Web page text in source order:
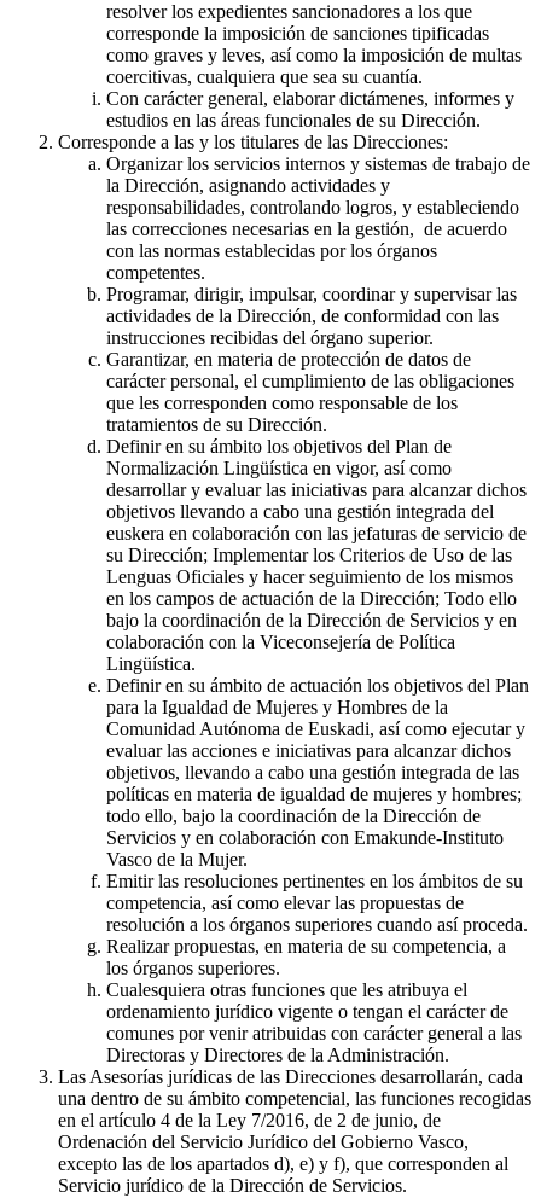
resolver los expedientes sancionadores a los que
corresponde la imposición de sanciones tipificadas
como graves y leves, así como la imposición de multas
coercitivas, cualquiera que sea su cuantía.
Con carácter general, elaborar dictámenes, informes y
estudios en las áreas funcionales de su Dirección.
Corresponde a las y los titulares de las Direcciones:
Organizar los servicios internos y sistemas de trabajo de
la Dirección, asignando actividades y
responsabilidades, controlando logros, y estableciendo
las correcciones necesarias en la gestión, de acuerdo
con las normas establecidas por los órganos
competentes.
Programar, dirigir, impulsar, coordinar y supervisar las
actividades de la Dirección, de conformidad con las
instrucciones recibidas del órgano superior.
Garantizar, en materia de protección de datos de
carácter personal, el cumplimiento de las obligaciones
que les corresponden como responsable de los
tratamientos de su Dirección.
Definir en su ámbito los objetivos del Plan de
Normalización Lingüística en vigor, así como
desarrollar y evaluar las iniciativas para alcanzar dichos
objetivos llevando a cabo una gestión integrada del
euskera en colaboración con las jefaturas de servicio de
su Dirección; Implementar los Criterios de Uso de las
Lenguas Oficiales y hacer seguimiento de los mismos
en los campos de actuación de la Dirección; Todo ello
bajo la coordinación de la Dirección de Servicios y en
colaboración con la Viceconsejería de Política
Lingüística.
Definir en su ámbito de actuación los objetivos del Plan
para la Igualdad de Mujeres y Hombres de la
Comunidad Autónoma de Euskadi, así como ejecutar y
evaluar las acciones e iniciativas para alcanzar dichos
objetivos, llevando a cabo una gestión integrada de las
políticas en materia de igualdad de mujeres y hombres;
todo ello, bajo la coordinación de la Dirección de
Servicios y en colaboración con Emakunde-Instituto
Vasco de la Mujer.
Emitir las resoluciones pertinentes en los ámbitos de su
competencia, así como elevar las propuestas de
resolución a los órganos superiores cuando así proceda.
Realizar propuestas, en materia de su competencia, a
los órganos superiores.
Cualesquiera otras funciones que les atribuya el
ordenamiento jurídico vigente o tengan el carácter de
comunes por venir atribuidas con carácter general a las
Directoras y Directores de la Administración.
Las Asesorías jurídicas de las Direcciones desarrollarán, cada
una dentro de su ámbito competencial, las funciones recogidas
en el artículo 4 de la Ley 7/2016, de 2 de junio, de
Ordenación del Servicio Jurídico del Gobierno Vasco,
excepto las de los apartados d), e) y f), que corresponden al
Servicio jurídico de la Dirección de Servicios.